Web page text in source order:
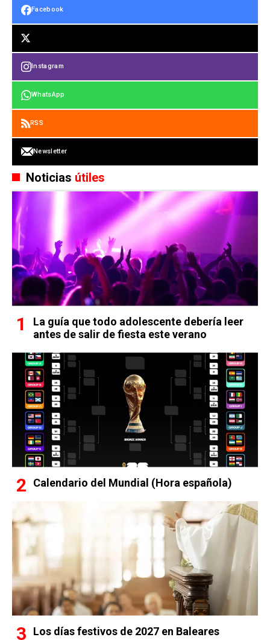
Facebook
Instagram
WhatsApp
RSS
Newsletter
Noticias útiles
La guía que todo adolescente debería leer
antes de salir de fiesta este verano
Calendario del Mundial (Hora española)
Los días festivos de 2027 en Baleares